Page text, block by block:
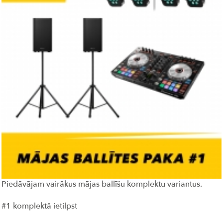
Piedāvājam vairākus mājas ballīšu komplektu variantus.
#1 komplektā ietilpst